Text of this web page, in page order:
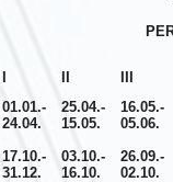
01.01.-
24.04.
17.10.-
31.12.
25.04.-
15.05.
03.10.-
16.10.
16.05.-
05.06.
26.09.-
02.10.